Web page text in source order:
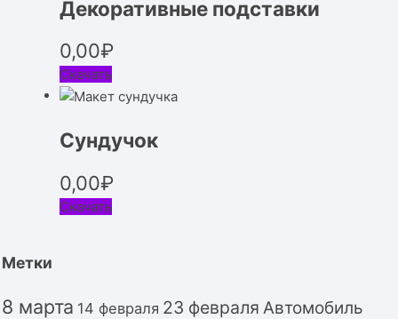
Декоративные подставки
0,00₽
Скачать
Сундучок
0,00₽
Скачать
Метки
8 марта 14 февраля 23 февраля Автомобиль